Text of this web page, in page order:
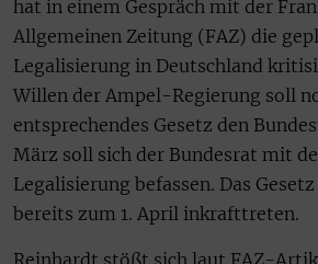
hat in einem Gespräch mit der
Allgemeinen Zeitung (FAZ) die
Legalisierung in Deutschland
Willen der Ampel-Regierung soll
entsprechendes Gesetz den
März soll sich der Bundesrat mit
Legalisierung befassen. Das
bereits zum 1. April inkrafttreten.
Reinhardt stößt sich laut FAZ-